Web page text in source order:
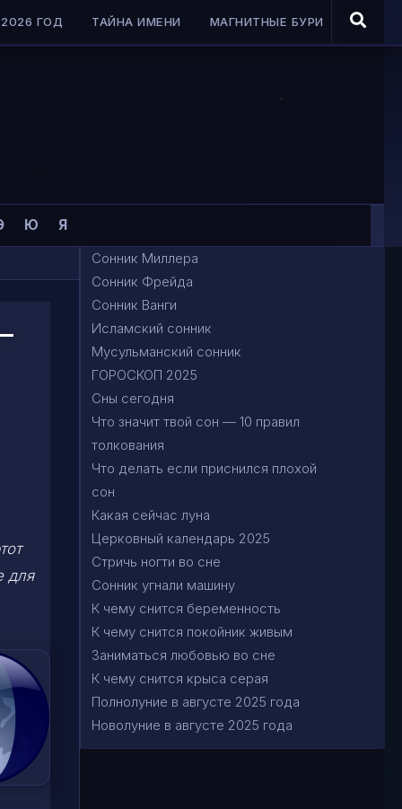
ГОД ТАЙНА ИМЕНИ МАГНИТНЫЕ БУРИ
Ю Я
для
Сонник Миллера
Сонник Фрейда
Сонник Ванги
Исламский сонник
Мусульманский сонник
ГОРОСКОП 2025
Сны сегодня
Что значит твой сон — 10 правил
толкования
Что делать если приснился плохой
сон
Какая сейчас луна
Церковный календарь 2025
Стричь ногти во сне
Сонник угнали машину
К чему снится беременность
К чему снится покойник живым
Заниматься любовью во сне
К чему снится крыса серая
Полнолуние в августе 2025 года
Новолуние в августе 2025 года